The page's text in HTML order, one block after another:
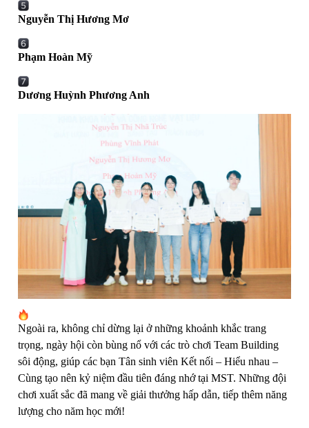
Nguyễn Thị Hương Mơ
Phạm Hoàn Mỹ
Dương Huỳnh Phương Anh
Ngoài ra, không chỉ dừng lại ở những khoảnh khắc trang
trọng, ngày hội còn bùng nổ với các trò chơi Team Building
sôi động, giúp các bạn Tân sinh viên Kết nối – Hiểu nhau –
Cùng tạo nên kỷ niệm đầu tiên đáng nhớ tại MST. Những đội
chơi xuất sắc đã mang về giải thưởng hấp dẫn, tiếp thêm năng
lượng cho năm học mới!